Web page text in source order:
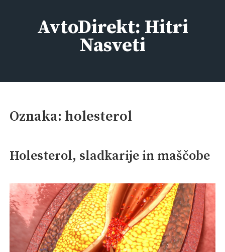
AvtoDirekt: Hitri
Nasveti
Oznaka: holesterol
Holesterol, sladkarije in maščobe